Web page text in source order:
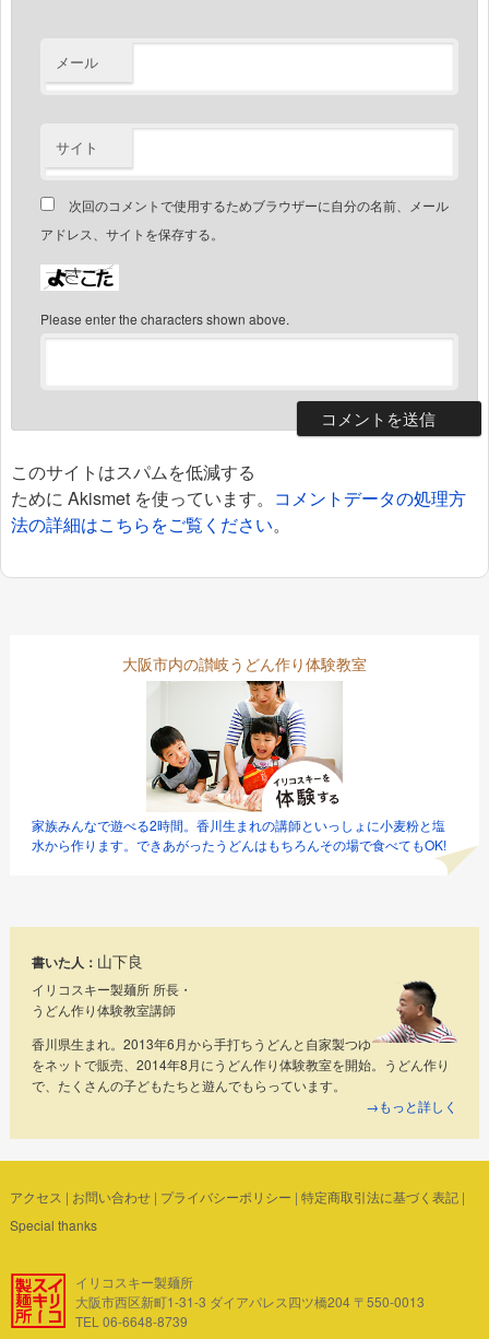
メール
サイト
次回のコメントで使用するためブラウザーに自分の名前、メール
アドレス、サイトを保存する。
Please enter the characters shown above.
このサイトはスパムを低減する
ために Akismet を使っています。 コメントデータの処理方
法の詳細はこちらをご覧ください。
大阪市内の讃岐うどん作り体験教室
家族みんなで遊べる2時間。香川生まれの講師といっしょに小麦粉と塩
水から作ります。できあがったうどんはもちろんその場で食べてもOK!
書いた人： 山下良
イリコスキー製麺所 所長・
うどん作り体験教室講師
香川県生まれ。2013年6月から手打ちうどんと自家製つゆ
をネットで販売、2014年8月にうどん作り体験教室を開始。うどん作り
で、たくさんの子どもたちと遊んでもらっています。
→もっと詳しく
アクセス | お問い合わせ| プライバシーポリシー | 特定商取引法に基づく表記|
Special thanks
イリコスキー製麺所
大阪市西区新町1-31-3 ダイアパレス四ツ橋204 〒550-0013
TEL 06-6648-8739